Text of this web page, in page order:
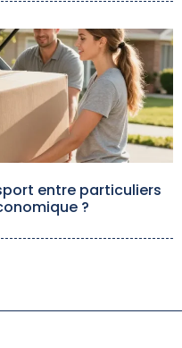
entre particuliers
?